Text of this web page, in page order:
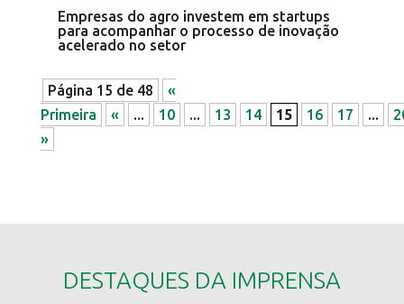
Empresas do agro investem em startups
para acompanhar o processo de inovação
acelerado no setor
Página 15 de 48
«
Primeira
« ... 10 ... 13 14 15 16 17 ...
»
DESTAQUES DA IMPRENSA